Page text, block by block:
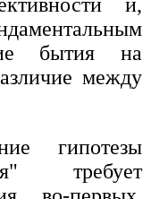
бытия на
между
гипотезы
требует